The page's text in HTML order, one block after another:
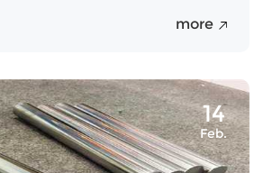
more
14
Feb.